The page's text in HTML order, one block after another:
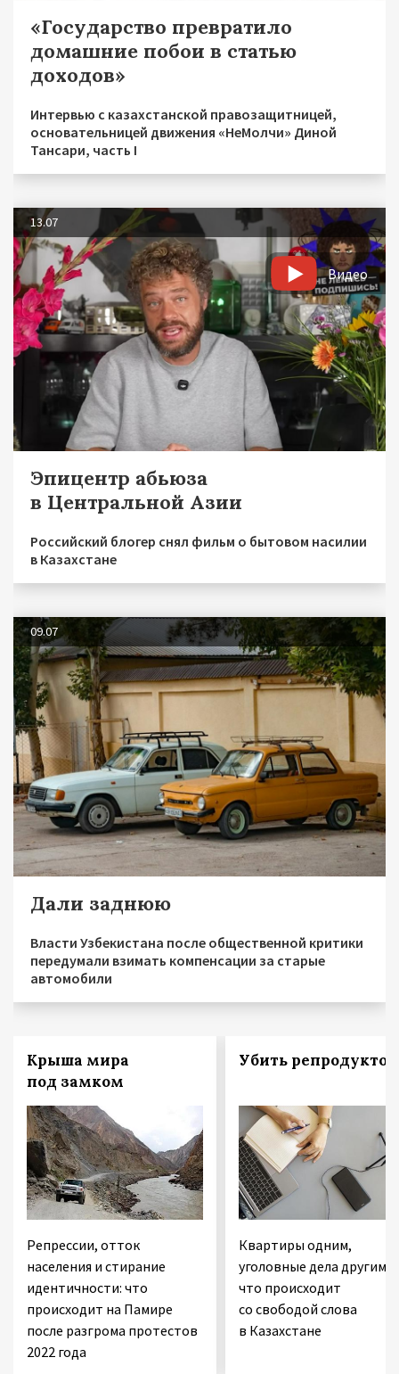
«Государство превратило
домашние побои в статью
доходов»
Интервью с казахстанской правозащитницей,
основательницей движения «НеМолчи» Диной
Тансари, часть I
13.07
Видео
Эпицентр абьюза
в Центральной Азии
Российский блогер снял фильм о бытовом насилии
в Казахстане
09.07
Дали заднюю
Власти Узбекистана после общественной критики
передумали взимать компенсации за старые
автомобили
Крыша мира
под замком
Репрессии, отток
населения и стирание
идентичности: что
происходит на Памире
после разгрома протестов
2022 года
Убить репродуктор
Квартиры одним,
уголовные дела другим:
что происходит
со свободой слова
в Казахстане